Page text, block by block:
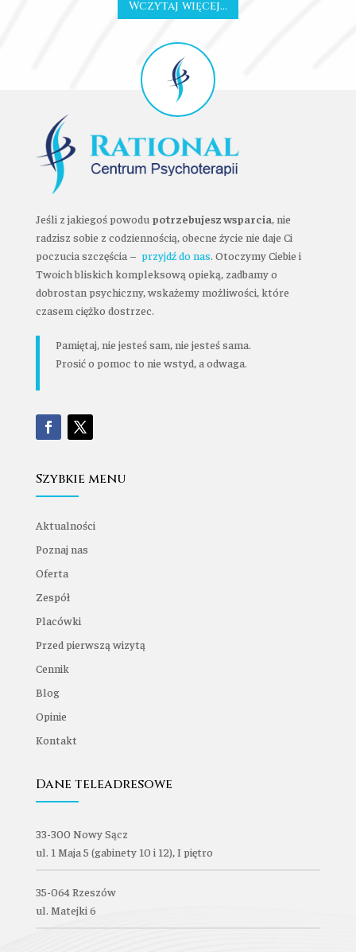
Wczytaj więcej...
Jeśli z jakiegoś powodu potrzebujesz wsparcia, nie
radzisz sobie z codziennością, obecne życie nie daje Ci
poczucia szczęścia – przyjdź do nas. Otoczymy Ciebie i
Twoich bliskich kompleksową opieką, zadbamy o
dobrostan psychiczny, wskażemy możliwości, które
czasem ciężko dostrzec.
Pamiętaj, nie jesteś sam, nie jesteś sama.
Prosić o pomoc to nie wstyd, a odwaga.
Szybkie menu
Aktualności
Poznaj nas
Oferta
Zespół
Placówki
Przed pierwszą wizytą
Cennik
Blog
Opinie
Kontakt
Dane teleadresowe
33-300 Nowy Sącz
ul. 1 Maja 5 (gabinety 10 i 12), I piętro
35-064 Rzeszów
ul. Matejki 6